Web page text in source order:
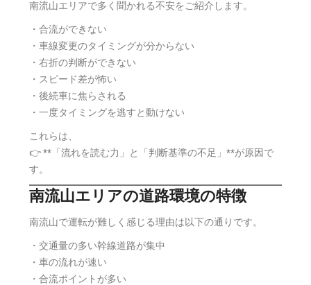
南流山エリアで多く聞かれる不安をご紹介します。
・合流ができない
・車線変更のタイミングが分からない
・右折の判断ができない
・スピード差が怖い
・後続車に焦らされる
・一度タイミングを逃すと動けない
これらは、
👉 **「流れを読む力」と「判断基準の不足」**が原因で
す。
南流山エリアの道路環境の特徴
南流山で運転が難しく感じる理由は以下の通りです。
・交通量の多い幹線道路が集中
・車の流れが速い
・合流ポイントが多い